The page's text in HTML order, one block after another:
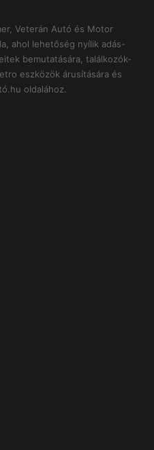
Veterán Autó és Motor
ahol lehetőség nyílik adás-
bemutatására, találkozók-
eszközök árusítására és
oldalához.